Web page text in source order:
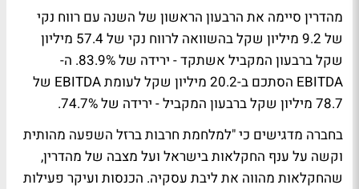
מהדרין סיימה את הרבעון הראשון של השנה עם רווח נקי
של 9.2 מיליון שקל בהשוואה לרווח נקי של 57.4 מיליון
שקל ברבעון המקביל אשתקד - ירידה של 83.9%. ה-
EBITDA הסתכם ב-20.2 מיליון שקל לעומת EBITDA של
78.7 מיליון שקל ברבעון המקביל - ירידה של 74.7%.
בחברה מדגישים כי "למלחמת חרבות ברזל השפעה מהותית
וקשה על ענף החקלאות בישראל ועל מצבה של מהדרין,
שהחקלאות מהווה את ליבת עסקיה. הכנסות ועיקר פעילות